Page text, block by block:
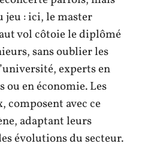
jeu : ici, le master
vol côtoie le diplômé
sans oublier les
experts en
ou en économie. Les
composent avec ce
adaptant leurs
évolutions du secteur.